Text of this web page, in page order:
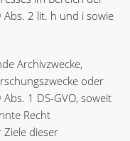
2 lit. h und i sowie
Archivzwecke,
oder
1 DS-GVO, soweit
Recht
dieser